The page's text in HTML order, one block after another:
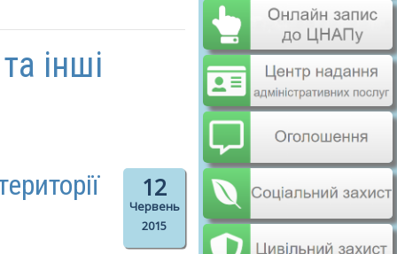
інші
12
Червень
2015